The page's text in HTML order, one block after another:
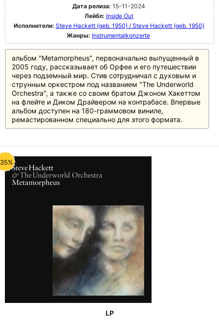
Дата релиза: 15-11-2024
Лейбл: Inside Out
Исполнители: Steve Hackett (geb. 1950) / Steve Hackett (geb. 1950)
Жанры: Instrumentalkonzerte
альбом "Metamorpheus", первоначально выпущенный в
2005 году, рассказывает об Орфее и его путешествии
через подземный мир. Стив сотрудничал с духовым и
струнным оркестром под названием "The Underworld
Orchestra", а также со своим братом Джоном Хакеттом
на флейте и Диком Драйвером на контрабасе. Впервые
альбом доступен на 180-граммовом виниле,
ремастированном специально для этого формата.
LP